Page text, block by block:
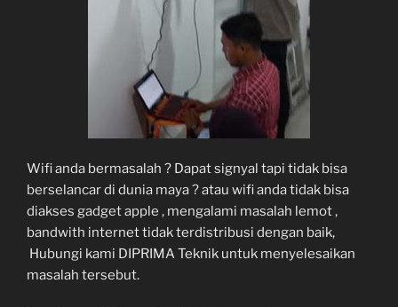
Wifi anda bermasalah ? Dapat signyal tapi tidak bisa
berselancar di dunia maya ? atau wifi anda tidak bisa
diakses gadget apple , mengalami masalah lemot ,
bandwith internet tidak terdistribusi dengan baik,
Hubungi kami DIPRIMA Teknik untuk menyelesaikan
masalah tersebut.